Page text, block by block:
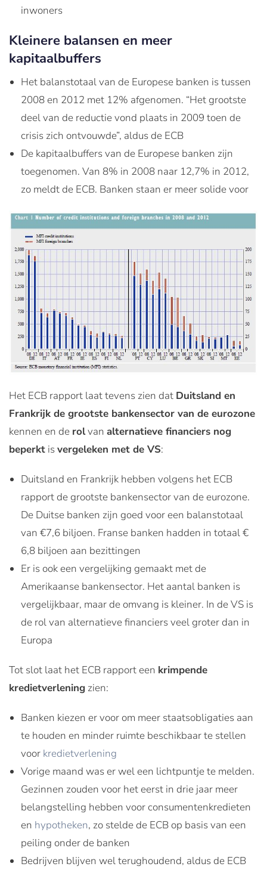
inwoners
Kleinere balansen en meer
kapitaalbuffers
Het balanstotaal van de Europese banken is tussen
2008 en 2012 met 12% afgenomen. “Het grootste
deel van de reductie vond plaats in 2009 toen de
crisis zich ontvouwde”, aldus de ECB
De kapitaalbuffers van de Europese banken zijn
toegenomen. Van 8% in 2008 naar 12,7% in 2012,
zo meldt de ECB. Banken staan er meer solide voor
Het ECB rapport laat tevens zien dat Duitsland en
Frankrijk de grootste bankensector van de eurozone
kennen en de rolvan alternatieve financiers nog
beperkt isvergeleken met de VS:
Duitsland en Frankrijk hebben volgens het ECB
rapport de grootste bankensector van de eurozone.
De Duitse banken zijn goed voor een balanstotaal
van €7,6 biljoen. Franse banken hadden in totaal €
6,8 biljoen aan bezittingen
Er is ook een vergelijking gemaakt met de
Amerikaanse bankensector. Het aantal banken is
vergelijkbaar, maar de omvang is kleiner. In de VS is
de rol van alternatieve financiers veel groter dan in
Europa
Tot slot laat het ECB rapport een krimpende
kredietverlening zien:
Banken kiezen er voor om meer staatsobligaties aan
te houden en minder ruimte beschikbaar te stellen
voor kredietverlening
Vorige maand was er wel een lichtpuntje te melden.
Gezinnen zouden voor het eerst in drie jaar meer
belangstelling hebben voor consumentenkredieten
en hypotheken, zo stelde de ECB op basis van een
peiling onder de banken
Bedrijven blijven wel terughoudend, aldus de ECB